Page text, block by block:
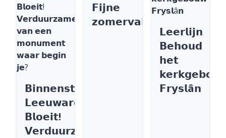
𝗕𝗶𝗻𝗻𝗲𝗻𝘀𝘁𝗮𝗱
𝗟𝗲𝗲𝘂𝘄𝗮𝗿𝗱𝗲𝗻
𝗕𝗹𝗼𝗲𝗶𝘁!
𝗩𝗲𝗿𝗱𝘂𝘂𝗿𝘇𝗮𝗺𝗲𝗻
𝗙𝗶𝗷𝗻𝗲
𝘇𝗼𝗺𝗲𝗿𝘃𝗮𝗸𝗮𝗻𝘁𝗶𝗲
𝗟𝗲𝗲𝗿𝗹𝗶𝗷𝗻
𝗕𝗲𝗵𝗼𝘂𝗱
𝗵𝗲𝘁
𝗙𝗿𝘆𝘀𝗹â𝗻